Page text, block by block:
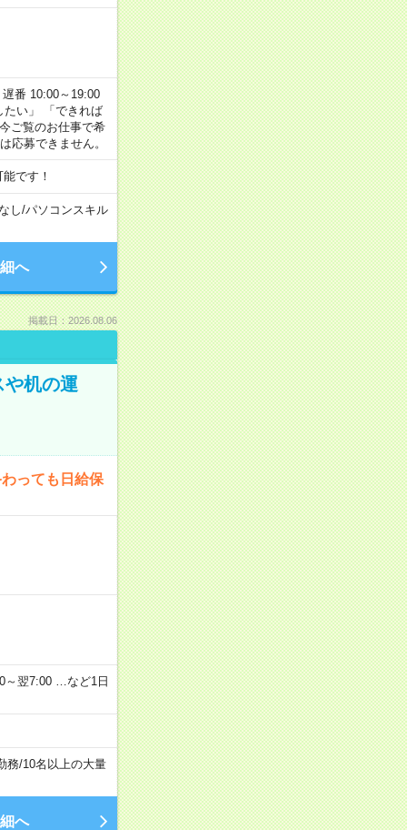
番 10:00～19:00
たい」 「できれば
ご覧のお仕事で希
応募できません。
です！
し/パソコンスキル
へ
掲載日：2026.08.06
机の運
っても日給保
～翌7:00 …など1日
務/10名以上の大量
へ